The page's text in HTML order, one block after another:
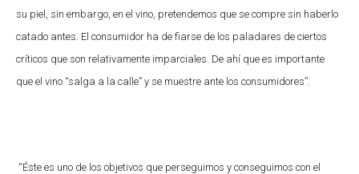
su piel, sin embargo, en el vino, pretendemos que se compre sin haberlo
catado antes. El consumidor ha de fiarse de los paladares de ciertos
críticos que son relativamente imparciales. De ahí que es importante
que el vino “salga a la calle” y se muestre ante los consumidores”.
“Éste es uno de los objetivos que perseguimos y conseguimos con el